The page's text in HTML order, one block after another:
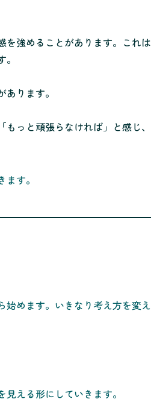
強めることがあります。これは
ります。
っと頑張らなければ」と感じ、
す。
始めます。いきなり考え方を変え
える形にしていきます。